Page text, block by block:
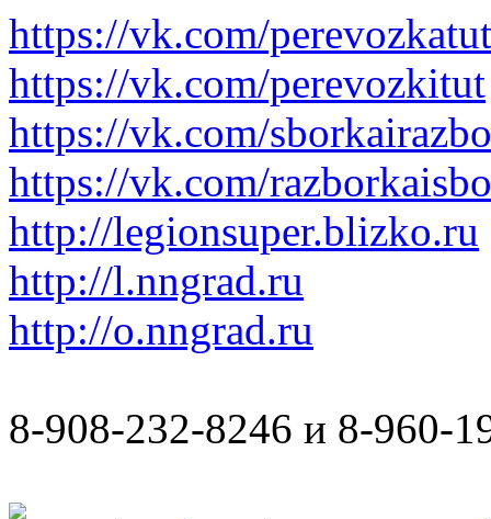
https://vk.com/perevozkatut
https://vk.com/perevozkitut
https://vk.com/
https://vk.com/
http://legionsuper.blizko.ru
http://l.nngrad.ru
http://o.nngrad.ru
8-908-232-8246 и 8-960-